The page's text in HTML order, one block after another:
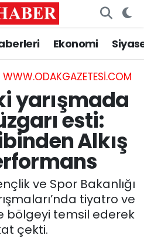
Ekonomi
WWW.ODAKGAZETESI.COM
yarışmada
esti:
Alkış
ve Spor Bakanlığı
tiyatro ve
bölgeyi temsil ederek
çekti.
HABERLERİ
ve Fikstür